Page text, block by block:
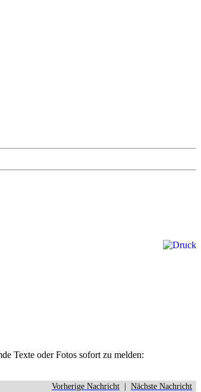
Texte oder Fotos sofort zu melden:
Vorherige Nachricht Nächste Nachricht